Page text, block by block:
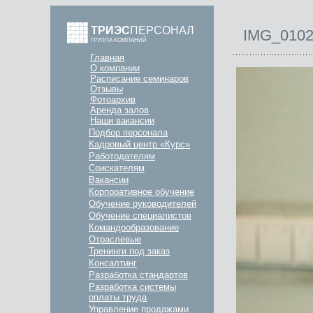
ТРИЭСПЕРСОНАЛ
ГРУППА КОМПАНИЙ
Главная
О компании
Расписание семинаров
Отзывы
Фотоархив
Аренда залов
Наши вакансии
Подбор персонала
Кадровый центр «Курс»
Работодателям
Соискателям
Вакансии
Корпоративное обучение
Обучение руководителей
Обучение специалистов
Командообразование
Отраслевые
Тренинги под заказ
Консалтинг
Разработка стандартов
Разработка системы
оплаты труда
Управление продажами
IMG_0102